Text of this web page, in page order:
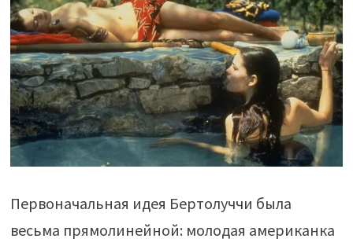
Первоначальная идея Бертолуччи была
весьма прямолинейной: молодая американка